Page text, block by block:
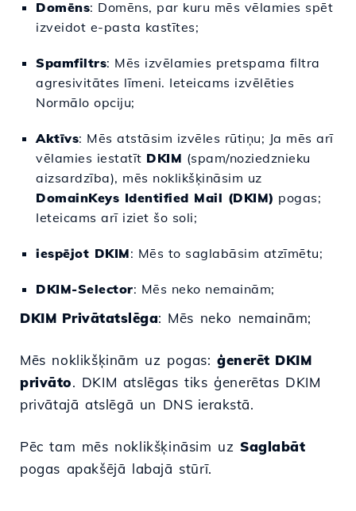
Domēns: Domēns, par kuru mēs vēlamies spēt
izveidot e-pasta kastītes;
Spamfiltrs: Mēs izvēlamies pretspama filtra
agresivitātes līmeni. Ieteicams izvēlēties
Normālo opciju;
Aktīvs: Mēs atstāsim izvēles rūtiņu; Ja mēs arī
vēlamies iestatīt DKIM (spam/noziedznieku
aizsardzība), mēs noklikšķināsim uz
DomainKeys Identified Mail (DKIM) pogas;
Ieteicams arī iziet šo soli;
iespējot DKIM: Mēs to saglabāsim atzīmētu;
DKIM-Selector: Mēs neko nemainām;
DKIM Privātatslēga: Mēs neko nemainām;
Mēs noklikšķinām uz pogas:ģenerēt DKIM
privāto. DKIM atslēgas tiks ģenerētas DKIM
privātajā atslēgā un DNS ierakstā.
Pēc tam mēs noklikšķināsim uz Saglabāt
pogas apakšējā labajā stūrī.